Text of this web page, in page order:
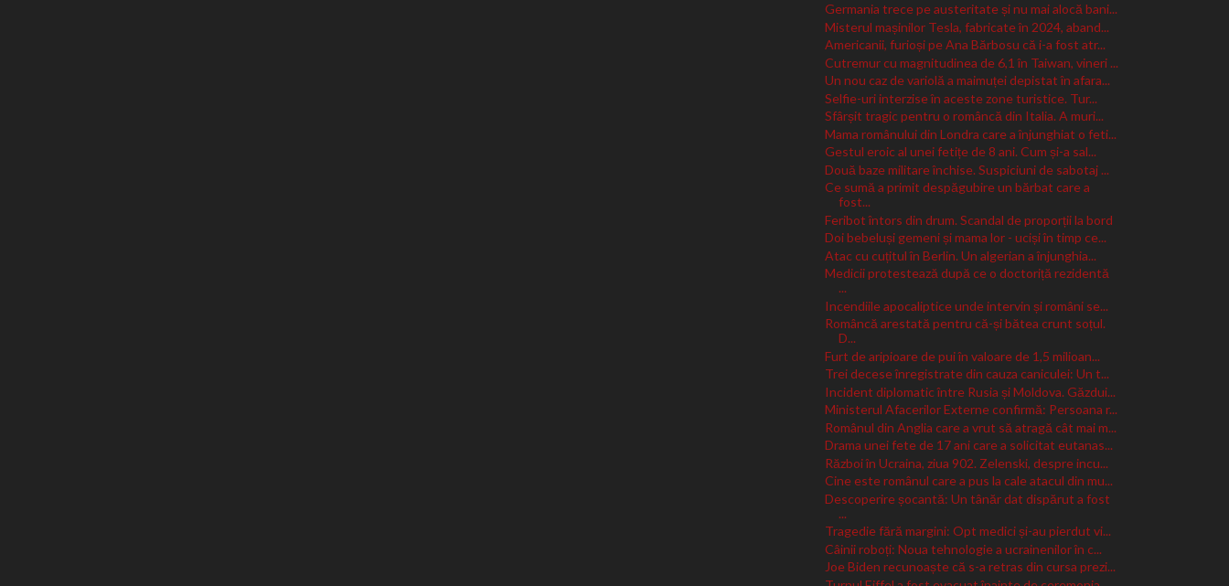
Germania trece pe austeritate și nu mai alocă bani...
Misterul mașinilor Tesla, fabricate în 2024, aband...
Americanii, furioși pe Ana Bărbosu că i-a fost atr...
Cutremur cu magnitudinea de 6,1 în Taiwan, vineri ...
Un nou caz de variolă a maimuței depistat în afara...
Selfie-uri interzise în aceste zone turistice. Tur...
Sfârșit tragic pentru o româncă din Italia. A muri...
Mama românului din Londra care a înjunghiat o feti...
Gestul eroic al unei fetițe de 8 ani. Cum și-a sal...
Două baze militare închise. Suspiciuni de sabotaj ...
Ce sumă a primit despăgubire un bărbat care a
fost...
Feribot întors din drum. Scandal de proporții la bord
Doi bebeluși gemeni și mama lor - uciși în timp ce...
Atac cu cuțitul în Berlin. Un algerian a înjunghia...
Medicii protestează după ce o doctoriță rezidentă
...
Incendiile apocaliptice unde intervin și români se...
Româncă arestată pentru că-și bătea crunt soțul.
D...
Furt de aripioare de pui în valoare de 1,5 milioan...
Trei decese înregistrate din cauza caniculei: Un t...
Incident diplomatic între Rusia și Moldova. Găzdui...
Ministerul Afacerilor Externe confirmă: Persoana r...
Românul din Anglia care a vrut să atragă cât mai m...
Drama unei fete de 17 ani care a solicitat eutanas...
Război în Ucraina, ziua 902. Zelenski, despre incu...
Cine este românul care a pus la cale atacul din mu...
Descoperire șocantă: Un tânăr dat dispărut a fost
...
Tragedie fără margini: Opt medici și-au pierdut vi...
Câinii roboți: Noua tehnologie a ucrainenilor în c...
Joe Biden recunoaște că s-a retras din cursa prezi...